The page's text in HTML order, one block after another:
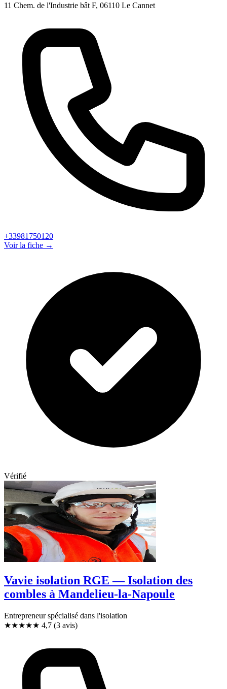
11 Chem. de l'Industrie bât F, 06110 Le Cannet
+33981750120
Voir la fiche →
Vérifié
Vavie isolation RGE — Isolation des
combles à Mandelieu-la-Napoule
Entrepreneur spécialisé dans l'isolation
★★★★★ 4,7 (3 avis)